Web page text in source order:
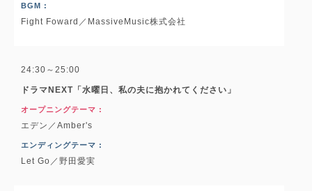
BGM :
Fight Foward／MassiveMusic株式会社
24:30～25:00
ドラマNEXT「水曜日、私の夫に抱かれてください」
オープニングテーマ :
エデン／Amber's
エンディングテーマ :
Let Go／野田愛実